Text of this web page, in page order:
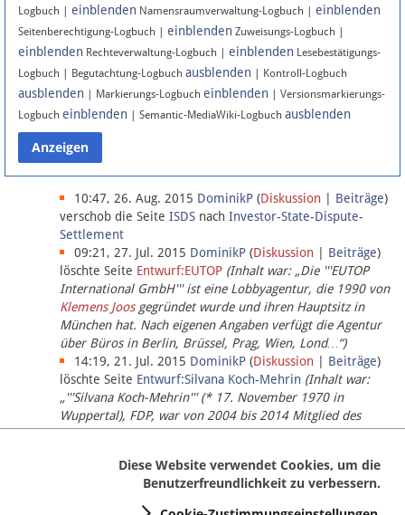
Instagram
Anmelden
Datenschutz
Über Lobbypedia
Impressum
Logbuch | einblenden Namensraumverwaltung-Logbuch | einblenden
Seitenberechtigung-Logbuch | einblenden Zuweisungs-Logbuch |
einblenden Rechteverwaltung-Logbuch | einblenden Lesebestätigungs-
Logbuch | Begutachtung-Logbuch ausblenden | Kontroll-Logbuch
ausblenden | Markierungs-Logbuch einblenden | Versionsmarkierungs-
Logbuch einblenden | Semantic-MediaWiki-Logbuch ausblenden
10:47, 26. Aug. 2015 DominikP (Diskussion Beiträge)
verschob die Seite ISDS nach Investor-State-Dispute-
Settlement
09:21, 27. Jul. 2015 DominikP (Diskussion Beiträge)
löschte Seite Entwurf:EUTOP (Inhalt war: „Die '''EUTOP
International GmbH''' ist eine Lobbyagentur, die 1990 von
Klemens Joosgegründet wurde und ihren Hauptsitz in
München hat. Nach eigenen Angaben verfügt die Agentur
über Büros in Berlin, Brüssel, Prag, Wien, Lond…“)
14:19, 21. Jul. 2015 DominikP (Diskussion Beiträge)
löschte Seite Entwurf:Silvana Koch-Mehrin (Inhalt war:
„'''Silvana Koch-Mehrin''' (* 17. November 1970 in
Wuppertal), FDP, war von 2004 bis 2014 Mitglied des
Europäischen Parlaments, seit November 2014 ist sie für
Diese Website verwendet Cookies, um die
Benutzerfreundlichkeit zu verbessern.